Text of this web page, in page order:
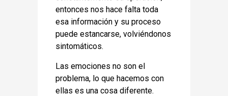
entonces nos hace falta toda
esa información y su proceso
puede estancarse, volviéndonos
sintomáticos.
Las emociones no son el
problema, lo que hacemos con
ellas es una cosa diferente.